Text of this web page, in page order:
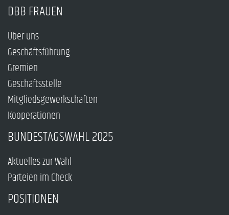
DBB FRAUEN
Über uns
Geschäftsführung
Gremien
Geschäftsstelle
Mitgliedsgewerkschaften
Kooperationen
BUNDESTAGSWAHL 2025
Aktuelles zur Wahl
Parteien im Check
POSITIONEN